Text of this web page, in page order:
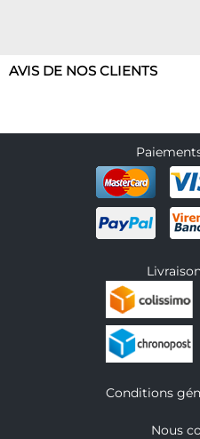
AVIS DE NOS CLIENTS
Conditions
Nous